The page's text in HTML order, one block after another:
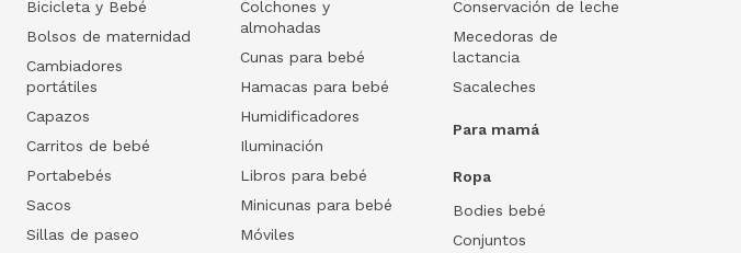
Bicicleta y Bebé
Bolsos de maternidad
Cambiadores
portátiles
Capazos
Carritos de bebé
Portabebés
Sacos
Sillas de paseo
Colchones y
almohadas
Cunas para bebé
Hamacas para bebé
Humidificadores
Iluminación
Libros para bebé
Minicunas para bebé
Móviles
Conservación de leche
Mecedoras de
lactancia
Sacaleches
Para mamá
Ropa
Bodies bebé
Conjuntos